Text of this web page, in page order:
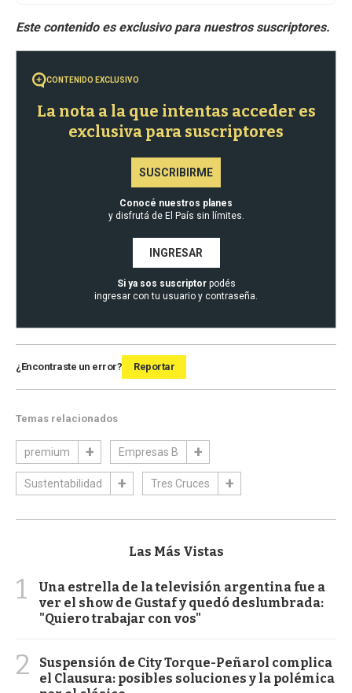
CONTENIDO EXCLUSIVO
La nota a la que intentas acceder es
exclusiva para suscriptores
SUSCRIBIRME
Conocé nuestros planes
y disfrutá de El País sin límites.
INGRESAR
Si ya sos suscriptorpodés
ingresar con tu usuario y contraseña.
¿Encontraste un error? Reportar
Temas relacionados
premium Empresas B
Sustentabilidad Tres Cruces
Las Más Vistas
1
Una estrella de la televisión argentina fue a
ver el show de Gustaf y quedó deslumbrada:
"Quiero trabajar con vos"
2
Suspensión de City Torque-Peñarol complica
el Clausura: posibles soluciones y la polémica